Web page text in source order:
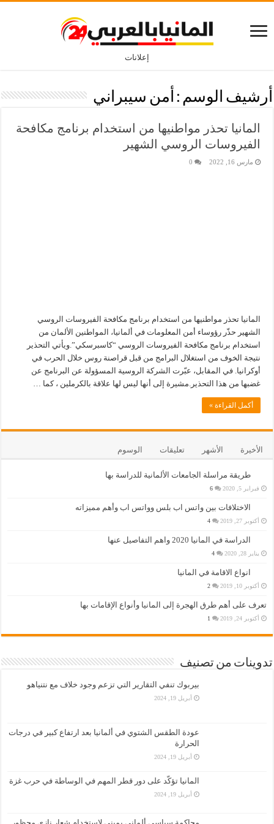
إعلانات
أرشيف الوسم : أمن سيبراني
المانيا تحذر مواطنيها من استخدام برنامج مكافحة
الفيروسات الروسي الشهير
مارس 16, 2022 0
المانيا تحذر مواطنيها من استخدام برنامج مكافحة الفيروسات الروسي
الشهير حذّر رؤوساء أمن المعلومات في ألمانيا، المواطنين الألمان من
استخدام برنامج مكافحة الفيروسات الروسي “كاسبرسكي”.ويأتي التحذير
نتيجة الخوف من استغلال البرامج من قبل قراصنة روس خلال الحرب في
أوكرانيا. في المقابل، عبّرت الشركة الروسية المسؤولة عن البرنامج عن
غضبها من هذا التحذير.مشيرة إلى أنها ليس لها علاقة بالكرملين ، كما …
أكمل القراءة »
الأخيرة الأشهر تعليقات الوسوم
طريقة مراسلة الجامعات الألمانية للدراسة بها
فبراير 5, 2020 6
الاختلافات بين واتس اب بلس وواتس اب وأهم مميزاته
أكتوبر 27, 2019 4
الدراسة في المانيا 2020 واهم التفاصيل عنها
يناير 28, 2020 4
انواع الاقامة في المانيا
أكتوبر 10, 2019 2
تعرف على أهم طرق الهجرة إلى المانيا وأنواع الإقامات بها
أكتوبر 24, 2019 1
تدوينات من تصنيف
بيربوك تنفي التقارير التي تزعم وجود خلاف مع نتنياهو
أبريل 19, 2024
عودة الطقس الشتوي في ألمانيا بعد ارتفاع كبير في درجات
الحرارة
أبريل 19, 2024
المانيا تؤكّد على دور قطر المهم في الوساطة في حرب غزة
أبريل 19, 2024